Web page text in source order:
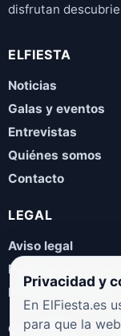
disfrutan
ELFIESTA
Noticias
Galas y eventos
Entrevistas
Quiénes somos
Contacto
LEGAL
Aviso legal
Política de
Política de cookies
COLABORA
Privacidad y
En ElFiesta.es
para que la